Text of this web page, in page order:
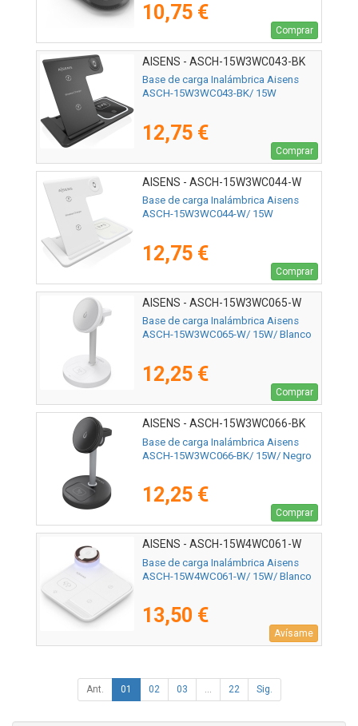
10,75 €
Comprar
AISENS - ASCH-15W3WC043-BK
Base de carga Inalámbrica Aisens
ASCH-15W3WC043-BK/ 15W
12,75 €
Comprar
AISENS - ASCH-15W3WC044-W
Base de carga Inalámbrica Aisens
ASCH-15W3WC044-W/ 15W
12,75 €
Comprar
AISENS - ASCH-15W3WC065-W
Base de carga Inalámbrica Aisens
ASCH-15W3WC065-W/ 15W/ Blanco
12,25 €
Comprar
AISENS - ASCH-15W3WC066-BK
Base de carga Inalámbrica Aisens
ASCH-15W3WC066-BK/ 15W/ Negro
12,25 €
Comprar
AISENS - ASCH-15W4WC061-W
Base de carga Inalámbrica Aisens
ASCH-15W4WC061-W/ 15W/ Blanco
13,50 €
Avísame
Ant. 01 02 03 ... 22 Sig.